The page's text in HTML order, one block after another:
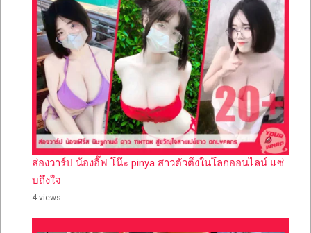
ส่องวาร์ป น้องอี๊ฟ โน๊ะ pinya สาวตัวตึงในโลกออนไลน์ แซ่
บถึงใจ
4 views